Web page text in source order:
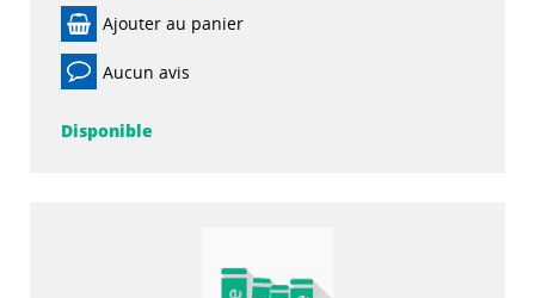
Ajouter au panier
Aucun avis
Disponible